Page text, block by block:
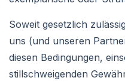
Soweit gesetzlich
uns (und unseren
diesen Bedingungen,
stillschweigenden